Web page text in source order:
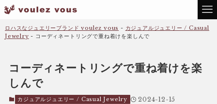
ロハスなジュエリーブランド voulez vous - カジュアルジュエリー / Casual
Jewelry - コーディネートリングで重ね着けを楽しんで
コーディネートリングで重ね着けを楽
しんで
カジュアルジュエリー / Casual Jewelry 2024-12-15